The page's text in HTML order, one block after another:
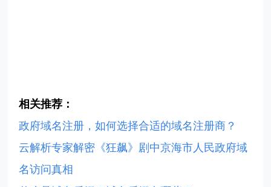
相关推荐：
政府域名注册，如何选择合适的域名注册商？
云解析专家解密《狂飙》剧中京海市人民政府域
名访问真相